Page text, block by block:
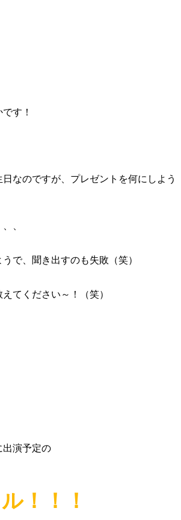
す！
なのですが、プレゼントを何にしよう
、
で、聞き出すのも失敗（笑）
てください～！（笑）
出演予定の
！！！